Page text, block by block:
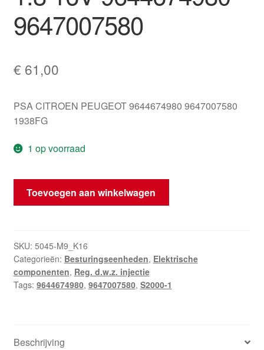
9647007580
€ 61,00
PSA CITROEN PEUGEOT 9644674980 9647007580
1938FG
1 op voorraad
ECU
Sagem
1.8
16V
9644674980
9647007580
Toevoegen aan winkelwagen
SKU: 5045-M9_K16
Categorieën: Besturingseenheden, Elektrische
componenten, Reg. d.w.z. injectie
Tags: 9644674980, 9647007580, S2000-1
Beschrijving